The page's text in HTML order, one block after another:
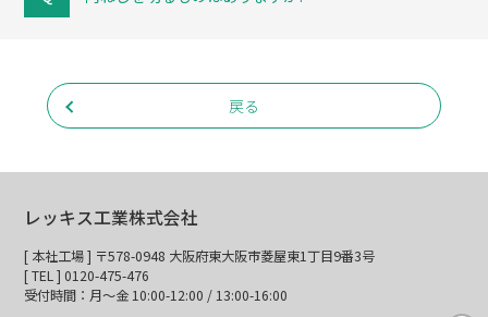
戻る
レッキス工業株式会社
[ 本社工場 ] 〒578-0948 大阪府東大阪市菱屋東1丁目9番3号
[ TEL ] 0120-475-476
受付時間：月～金 10:00-12:00 / 13:00-16:00